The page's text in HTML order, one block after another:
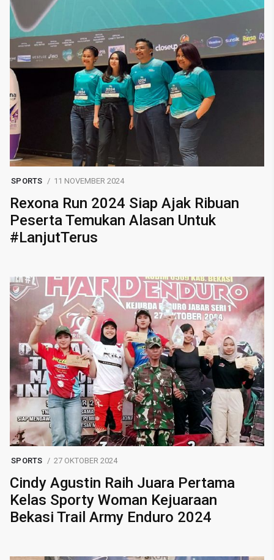
SPORTS 11 NOVEMBER 2024
Rexona Run 2024 Siap Ajak Ribuan
Peserta Temukan Alasan Untuk
#LanjutTerus
SPORTS 27 OKTOBER 2024
Cindy Agustin Raih Juara Pertama
Kelas Sporty Woman Kejuaraan
Bekasi Trail Army Enduro 2024